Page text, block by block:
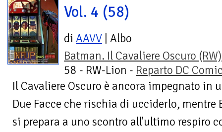
Vol. 4 (58)
di AAVV | Albo
Batman. Il Cavaliere Oscuro (RW)
58 - RW-Lion - Reparto DC
Il Cavaliere Oscuro è ancora impegnato in
Due Facce che rischia di ucciderlo,
si prepara a uno scontro all'ultimo respiro